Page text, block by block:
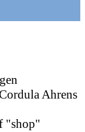
Ahrens
"shop"